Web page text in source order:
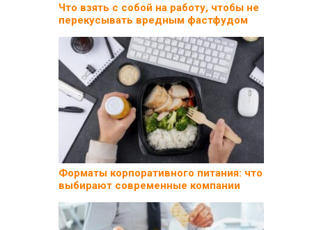
Что взять с собой на работу, чтобы не
перекусывать вредным фастфудом
Форматы корпоративного питания: что
выбирают современные компании